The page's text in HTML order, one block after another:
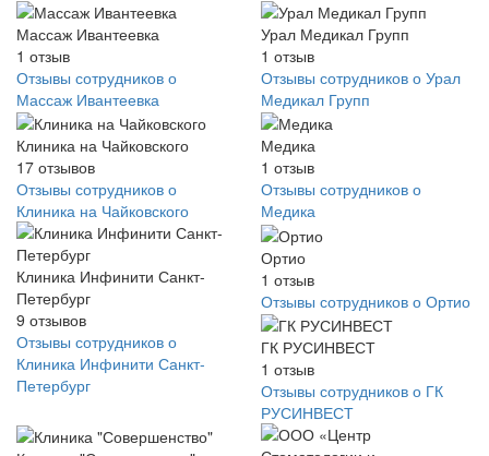
Массаж Ивантеевка
1 отзыв
Отзывы сотрудников о
Массаж Ивантеевка
Урал Медикал Групп
1 отзыв
Отзывы сотрудников о Урал
Медикал Групп
Клиника на Чайковского
17 отзывов
Отзывы сотрудников о
Клиника на Чайковского
Медика
1 отзыв
Отзывы сотрудников о
Медика
Клиника Инфинити Санкт-
Петербург
9 отзывов
Отзывы сотрудников о
Клиника Инфинити Санкт-
Петербург
Ортио
1 отзыв
Отзывы сотрудников о Ортио
ГК РУСИНВЕСТ
1 отзыв
Отзывы сотрудников о ГК
РУСИНВЕСТ